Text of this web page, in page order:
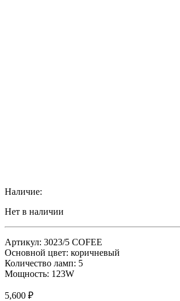
Наличие:
Нет в наличии
Артикул: 3023/5 COFEE
Основной цвет: коричневый
Количество ламп: 5
Мощность: 123W
5,600 ₽